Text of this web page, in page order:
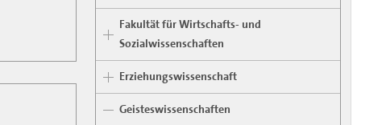
Fakultät für Wirtschafts- und
Sozialwissenschaften
Erziehungswissenschaft
Geisteswissenschaften